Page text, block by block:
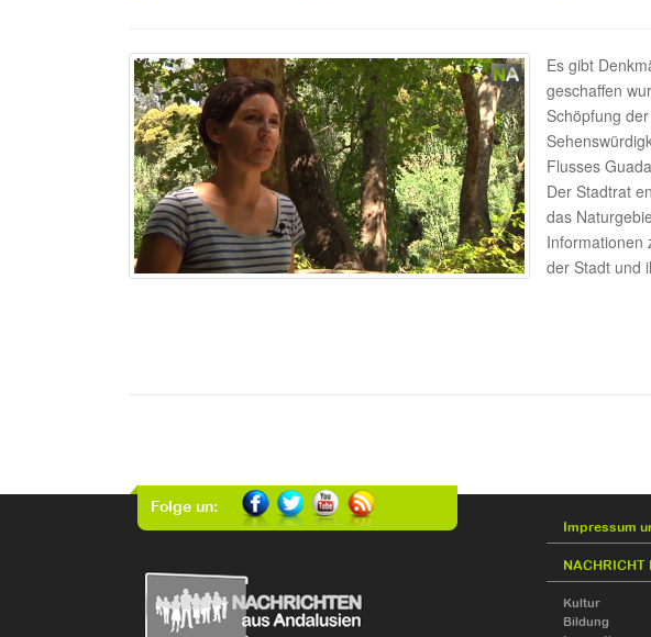
Es gibt
geschaffen
Schöpfung
Flusses
Der Stadtrat
das
Informationen
der Stadt und
Folge un:
Impressum
NACHRICHT
Kultur
Bildung